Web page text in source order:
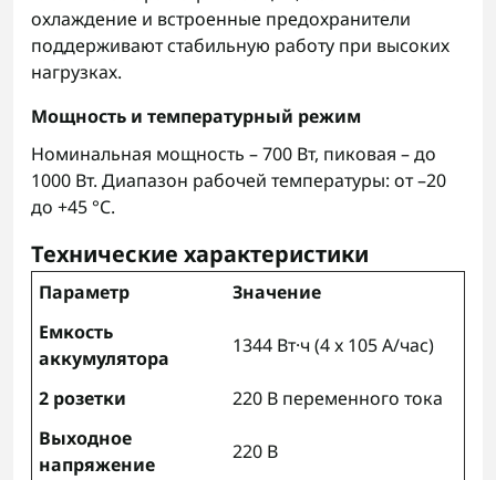
охлаждение и встроенные предохранители
поддерживают стабильную работу при высоких
нагрузках.
Мощность и температурный режим
Номинальная мощность – 700 Вт, пиковая – до
1000 Вт. Диапазон рабочей температуры: от –20
до +45 °C.
Технические характеристики
Параметр
Значение
Емкость
аккумулятора
1344 Вт·ч (4 x 105 А/час)
2 розетки
220 В переменного тока
Выходное
напряжение
220 В